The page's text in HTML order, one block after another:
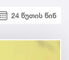
24 წუთის წინ